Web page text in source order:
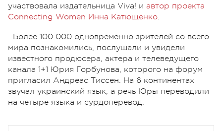
участвовала издательница Viva! и автор проекта
Connecting Women Инна Катющенко.
Более 100 000 одновременно зрителей со всего
мира познакомились, послушали и увидели
известного продюсера, актера и телеведущего
канала 1+1 Юрия Горбунова, которого на форум
пригласил Андреас Тиссен. На 6 континентах
звучал украинский язык, а речь Юры переводили
на четыре языка и сурдоперевод.